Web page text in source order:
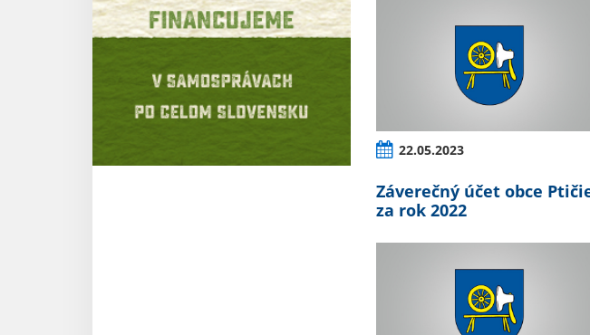
22.05.2023
Záverečný účet obce
za rok 2022